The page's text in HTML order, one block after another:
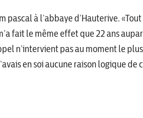
pascal à l’abbaye d’Hauterive.
fait le même effet que 22 ans
n’intervient pas au moment le
en soi aucune raison logique de